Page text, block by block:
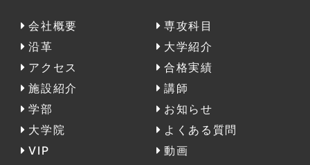
会社概要
沿革
アクセス
施設紹介
学部
大学院
VIP
専攻科目
大学紹介
合格実績
講師
お知らせ
よくある質問
動画